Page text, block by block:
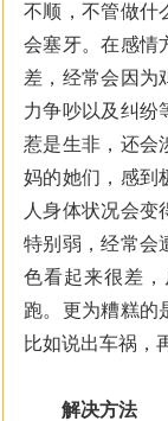
不顺，不管做什
会塞牙。在感情
差，经常会因为
力争吵以及纠纷
惹是生非，还会
妈的她们，感到
人身体状况会
特别弱，经常会
色看起来很差
跑。更为糟糕的
比如说出车祸，
解决方法